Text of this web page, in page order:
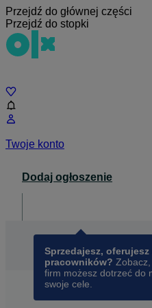
Przejdź do głównej części
Przejdź do stopki
Twoje konto
Dodaj ogłoszenie
Sprzedajesz,
pracowników?
firm możesz dotrzeć do
swoje cele.